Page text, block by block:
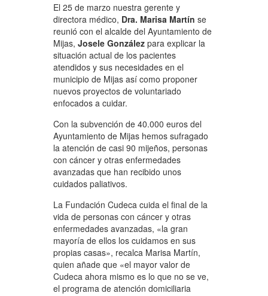
El 25 de marzo nuestra gerente y
directora médico, Dra. Marisa Martín se
reunió con el alcalde del Ayuntamiento de
Mijas, Josele González para explicar la
situación actual de los pacientes
atendidos y sus necesidades en el
municipio de Mijas así como proponer
nuevos proyectos de voluntariado
enfocados a cuidar.
Con la subvención de 40.000 euros del
Ayuntamiento de Mijas hemos sufragado
la atención de casi 90 mijeños, personas
con cáncer y otras enfermedades
avanzadas que han recibido unos
cuidados paliativos.
La Fundación Cudeca cuida el final de la
vida de personas con cáncer y otras
enfermedades avanzadas, «la gran
mayoría de ellos los cuidamos en sus
propias casas», recalca Marisa Martín,
quien añade que «el mayor valor de
Cudeca ahora mismo es lo que no se ve,
el programa de atención domiciliaria